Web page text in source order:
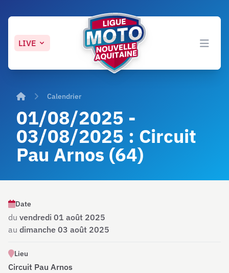
LIVE
Open
AccueilCalendrier
01/08/2025 -
03/08/2025 : Circuit
Pau Arnos (64)
Date
du vendredi 01 août 2025
au dimanche 03 août 2025
Lieu
Circuit Pau Arnos